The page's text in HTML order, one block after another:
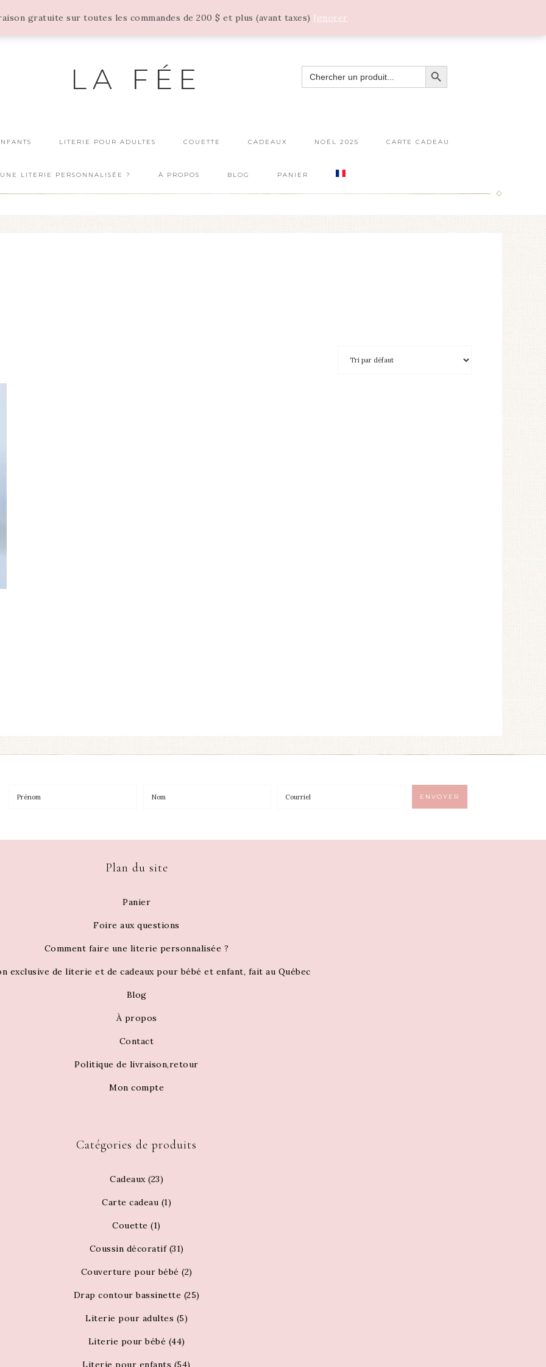
gratuite sur toutes les commandes de 200 $ et plus (avant taxes) Ignorer
SEARCH
FOR:
SEARCH BUTTON
LA FÉE
LITERIE POUR ADULTES COUETTE CADEAUX NOËL 2025 CARTE CADEAU
LITERIE PERSONNALISÉE ? À PROPOS BLOG PANIER
Plan du site
Panier
Foire aux questions
Comment faire une literie personnalisée ?
exclusive de literie et de cadeaux pour bébé et enfant, fait au Québec
Blog
À propos
Contact
Politique de livraison,retour
Mon compte
Catégories de produits
Cadeaux (23)
Carte cadeau (1)
Couette (1)
Coussin décoratif (31)
Couverture pour bébé (2)
Drap contour bassinette (25)
Literie pour adultes (5)
Literie pour bébé (44)